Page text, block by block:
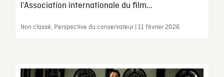
l’Association internationale du film...
Non classé, Perspective du conservateur | 11 février 2026